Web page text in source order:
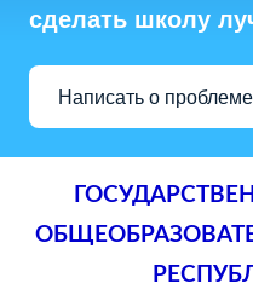
сделать школу
Написать о